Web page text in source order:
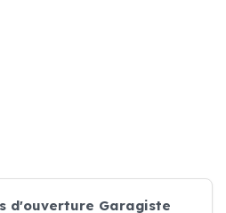
d'ouverture Garagiste